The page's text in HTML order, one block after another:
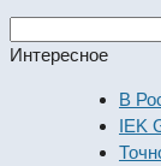
this
Интересное
В
IEK